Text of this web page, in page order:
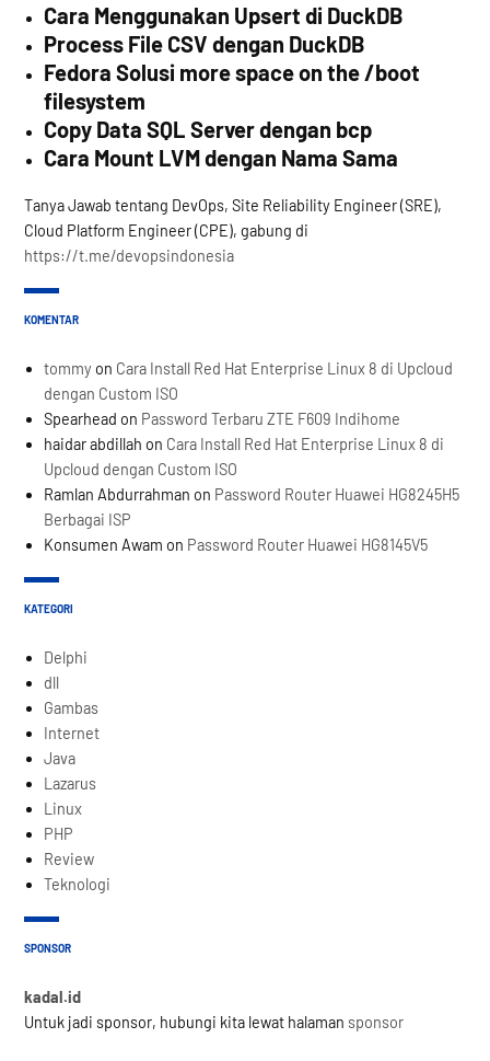
Cara Menggunakan Upsert di DuckDB
Process File CSV dengan DuckDB
Fedora Solusi more space on the /boot
filesystem
Copy Data SQL Server dengan bcp
Cara Mount LVM dengan Nama Sama
Tanya Jawab tentang DevOps, Site Reliability Engineer (SRE),
Cloud Platform Engineer (CPE), gabung di
https://t.me/devopsindonesia
KOMENTAR
tommy on Cara Install Red Hat Enterprise Linux 8 di Upcloud
dengan Custom ISO
Spearhead on Password Terbaru ZTE F609 Indihome
haidar abdillah on Cara Install Red Hat Enterprise Linux 8 di
Upcloud dengan Custom ISO
Ramlan Abdurrahman on Password Router Huawei HG8245H5
Berbagai ISP
Konsumen Awam on Password Router Huawei HG8145V5
KATEGORI
Delphi
dll
Gambas
Internet
Java
Lazarus
Linux
PHP
Review
Teknologi
SPONSOR
kadal.id
Untuk jadi sponsor, hubungi kita lewat halaman sponsor